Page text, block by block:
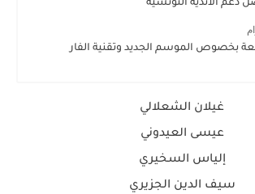
دعم الاندية التونسية
بخصوص الموسم الجديد وتقنية الفار
غيلان الشعلالي
عيسى العيدوني
إلياس السخيري
سيف الدين الجزيري